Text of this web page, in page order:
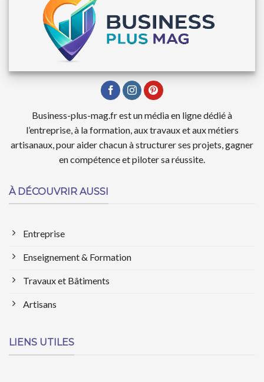
Business-plus-mag.fr est un média en ligne dédié à
l’entreprise, à la formation, aux travaux et aux métiers
artisanaux, pour aider chacun à structurer ses projets, gagner
en compétence et piloter sa réussite.
À DÉCOUVRIR AUSSI
Entreprise
Enseignement & Formation
Travaux et Bâtiments
Artisans
LIENS UTILES